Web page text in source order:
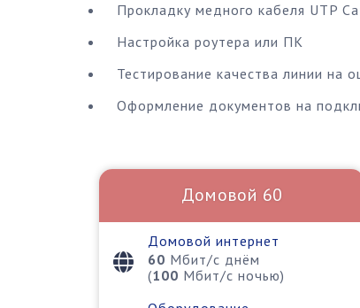
Прокладку медного кабеля UTP
Настройка роутера или ПК
Тестирование качества линии на
Оформление документов на
Домовой 60
Домовой интернет
60 Мбит/с днём
(100 Мбит/c ночью)